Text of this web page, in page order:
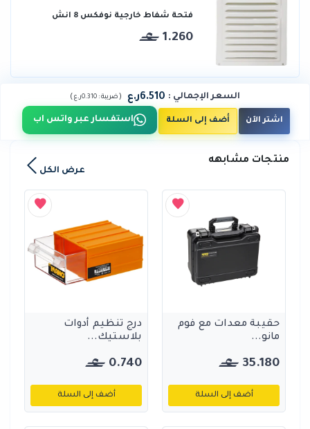
فتحة شفاط خارجية نوفكس 8 انش
1.260
السعر الإجمالي : 6.510ر.ع (ضريبة : 0.310ر.ع )
اشتر الآن أضف إلى السلة استفسار عبر واتس اب
منتجات مشابهه
عرض الكل
حقيبة معدات مع فوم
مانو...
35.180
أضف إلى السلة
درج تنظيم أدوات
بلاستيك...
0.740
أضف إلى السلة